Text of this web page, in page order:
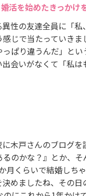
活を始めたきっかけ
性の友達全員に「
じで当たっていきま
ぱり違うんだ」と
会いがなくて「私
木戸さんのブログを
のかな？』とか、
月くらいで結婚しち
めましたね、その日